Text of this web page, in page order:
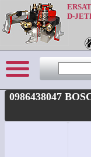
D-
0986438047